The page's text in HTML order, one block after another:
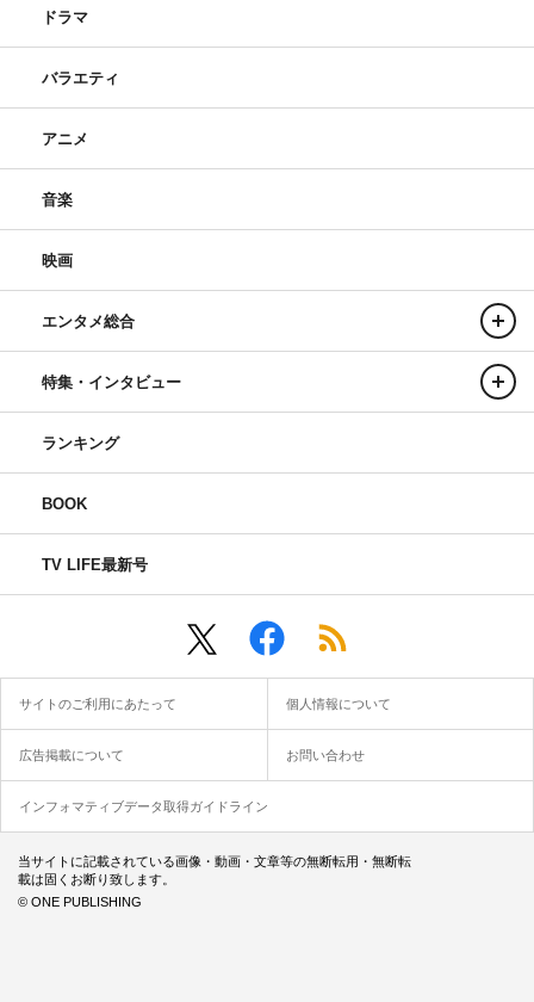
ドラマ
バラエティ
アニメ
音楽
映画
エンタメ総合
特集・インタビュー
ランキング
BOOK
TV LIFE最新号
サイトのご利用にあたって 個人情報について
広告掲載について お問い合わせ
インフォマティブデータ取得ガイドライン
当サイトに記載されている画像・動画・文章等の無断転用・無断転
載は固くお断り致します。
© ONE PUBLISHING